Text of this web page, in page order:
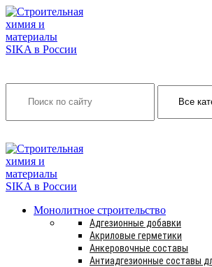
Монолитное строительство
Адгезионные добавки
Акриловые герметики
Анкеровочные составы
Антиадгезионные составы